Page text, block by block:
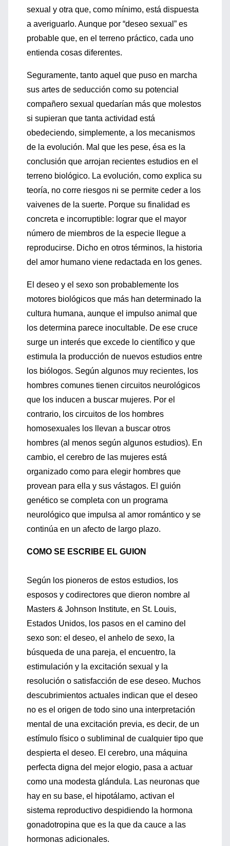
sexual y otra que, como mínimo, está dispuesta
a averiguarlo. Aunque por “deseo sexual” es
probable que, en el terreno práctico, cada uno
entienda cosas diferentes.
Seguramente, tanto aquel que puso en marcha
sus artes de seducción como su potencial
compañero sexual quedarían más que molestos
si supieran que tanta actividad está
obedeciendo, simplemente, a los mecanismos
de la evolución. Mal que les pese, ésa es la
conclusión que arrojan recientes estudios en el
terreno biológico. La evolución, como explica su
teoría, no corre riesgos ni se permite ceder a los
vaivenes de la suerte. Porque su finalidad es
concreta e incorruptible: lograr que el mayor
número de miembros de la especie llegue a
reproducirse. Dicho en otros términos, la historia
del amor humano viene redactada en los genes.
El deseo y el sexo son probablemente los
motores biológicos que más han determinado la
cultura humana, aunque el impulso animal que
los determina parece inocultable. De ese cruce
surge un interés que excede lo científico y que
estimula la producción de nuevos estudios entre
los biólogos. Según algunos muy recientes, los
hombres comunes tienen circuitos neurológicos
que los inducen a buscar mujeres. Por el
contrario, los circuitos de los hombres
homosexuales los llevan a buscar otros
hombres (al menos según algunos estudios). En
cambio, el cerebro de las mujeres está
organizado como para elegir hombres que
provean para ella y sus vástagos. El guión
genético se completa con un programa
neurológico que impulsa al amor romántico y se
continúa en un afecto de largo plazo.
COMO SE ESCRIBE EL GUION
Según los pioneros de estos estudios, los
esposos y codirectores que dieron nombre al
Masters & Johnson Institute, en St. Louis,
Estados Unidos, los pasos en el camino del
sexo son: el deseo, el anhelo de sexo, la
búsqueda de una pareja, el encuentro, la
estimulación y la excitación sexual y la
resolución o satisfacción de ese deseo. Muchos
descubrimientos actuales indican que el deseo
no es el origen de todo sino una interpretación
mental de una excitación previa, es decir, de un
estímulo físico o subliminal de cualquier tipo que
despierta el deseo. El cerebro, una máquina
perfecta digna del mejor elogio, pasa a actuar
como una modesta glándula. Las neuronas que
hay en su base, el hipotálamo, activan el
sistema reproductivo despidiendo la hormona
gonadotropina que es la que da cauce a las
hormonas adicionales.